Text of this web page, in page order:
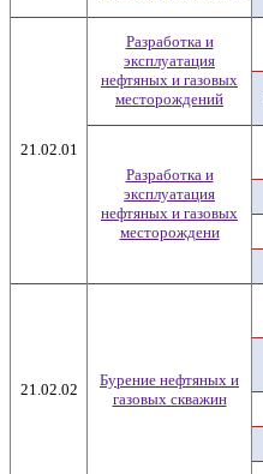
21.02.01
Разработка и
эксплуатация
нефтяных и газовых
месторождений
Разработка и
эксплуатация
нефтяных и газовых
месторождени
21.02.02
Бурение нефтяных и
газовых скважин